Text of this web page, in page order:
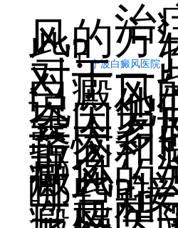
治疗
风的方
些?宁波白癜风医院
对于一
白癜风
说，他
会因为
露太多
苦恼和
那么，
癜风的
哪些?
一起和